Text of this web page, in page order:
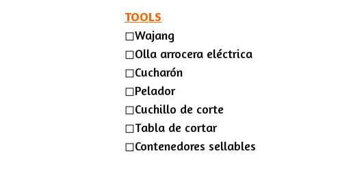
TOOLS
◻︎Wajang
◻︎Olla arrocera eléctrica
◻︎Cucharón
◻︎Pelador
◻︎Cuchillo de corte
◻︎Tabla de cortar
◻︎Contenedores sellables